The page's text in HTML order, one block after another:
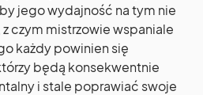
jego wydajność na tym nie
czym mistrzowie wspaniale
każdy powinien się
będą konsekwentnie
i stale poprawiać swoje